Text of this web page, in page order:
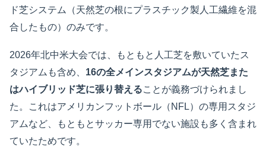
ド芝システム（天然芝の根にプラスチック製人工繊維を混
合したもの）のみです。
2026年北中米大会では、もともと人工芝を敷いていたス
タジアムも含め、 16の全メインスタジアムが天然芝また
はハイブリッド芝に張り替えることが義務づけられまし
た。これはアメリカンフットボール（NFL）の専用スタジ
アムなど、もともとサッカー専用でない施設も多く含まれ
ていたためです。